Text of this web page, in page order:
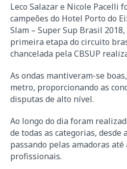
Leco Salazar e Nicole Pacelli
campeões do Hotel Porto do
Slam – Super Sup Brasil
primeira etapa do circuito
chancelada pela CBSUP
As ondas mantiveram-se
metro, proporcionando as
disputas de alto nível.
Ao longo do dia foram
de todas as categorias, desde
passando pelas amadoras até
profissionais.